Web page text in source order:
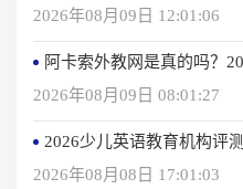
2026年08月09日 12:01:06
阿卡索外教网是真的吗？
2026年08月09日 08:01:27
2026少儿英语教育机构评测：
2026年08月08日 17:01:03